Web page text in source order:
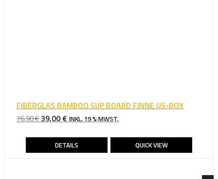
FIBERGLAS BAMBOO SUP BOARD FINNE US-BOX
76,90€ URSPRÜNGLICHER
WAR:
76,90 €
39,00 € AKTUELLER
IST:
39,00 €.
INKL. 19 % MWST.
DETAILS QUICK VIEW